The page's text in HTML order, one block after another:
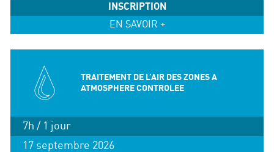
INSCRIPTION
EN SAVOIR +
TRAITEMENT DE L’AIR DES ZONES A
ATMOSPHERE CONTROLEE
7h / 1 jour
17 septembre 2026